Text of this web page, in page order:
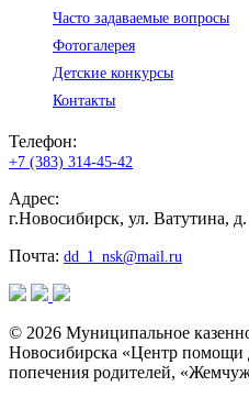
Часто задаваемые вопросы
Фотогалерея
Детские конкурсы
Контакты
Телефон:
+7 (383) 314-45-42
Адрес:
г.Новосибирск, ул. Ватутина,
Почта: dd_1_nsk@mail.ru
© 2026 Муниципальное
Новосибирска «Центр помощи
попечения родителей,